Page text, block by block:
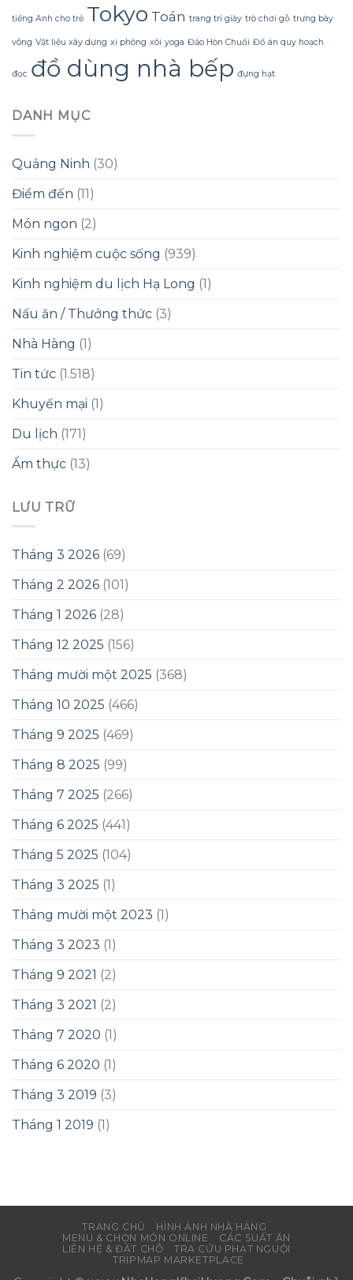
chú
tới
độ
co
tiếng Anh cho trẻ Tokyo Toán trang trí giày trò chơi gỗ trưng bày
võng Vật liệu xây dựng xi phông xôi yoga Đảo Hòn Chuối Đồ án quy hoạch
đọc đồ dùng nhà bếp đựng hạt
DANH MỤC
Quảng Ninh (30)
Điểm đến (11)
Món ngon (2)
Kinh nghiệm cuộc sống (939)
Kinh nghiệm du lịch Hạ Long (1)
Nấu ăn / Thưởng thức (3)
Nhà Hàng (1)
Tin tức (1.518)
Khuyến mại (1)
Du lịch (171)
Ẩm thực (13)
LƯU TRỮ
Tháng 3 2026 (69)
Tháng 2 2026 (101)
Tháng 1 2026 (28)
Tháng 12 2025 (156)
Tháng mười một 2025 (368)
Tháng 10 2025 (466)
Tháng 9 2025 (469)
Tháng 8 2025 (99)
Tháng 7 2025 (266)
Tháng 6 2025 (441)
Tháng 5 2025 (104)
Tháng 3 2025 (1)
Tháng mười một 2023 (1)
Tháng 3 2023 (1)
Tháng 9 2021 (2)
Tháng 3 2021 (2)
Tháng 7 2020 (1)
Tháng 6 2020 (1)
Tháng 3 2019 (3)
Tháng 1 2019 (1)
TRANG CHỦ
HÌNH ẢNH NHÀ HÀNG
MENU & CHỌN MÓN ONLINE
CÁC SUẤT ĂN
LIÊN HỆ & ĐẶT CHỖ
TRA CỨU PHẠT NGUỘI
TRIPMAP MARKETPLACE